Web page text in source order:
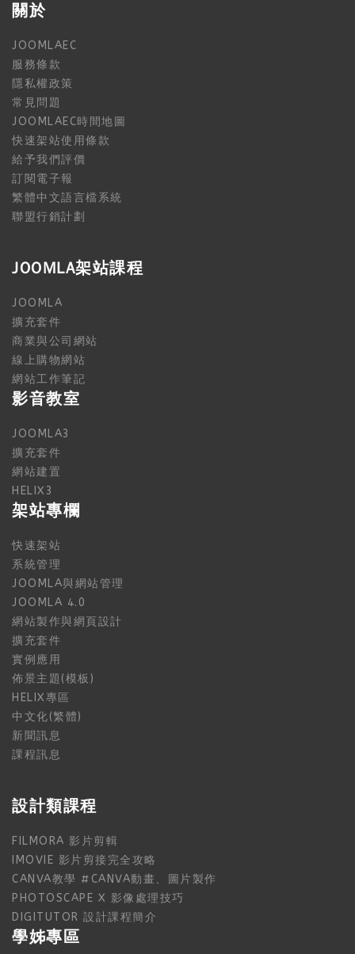
關於
JOOMLAEC
服務條款
隱私權政策
常見問題
JOOMLAEC時間地圖
快速架站使用條款
給予我們評價
訂閱電子報
繁體中文語言檔系統
聯盟行銷計劃
JOOMLA架站課程
JOOMLA
擴充套件
商業與公司網站
線上購物網站
網站工作筆記
影音教室
JOOMLA3
擴充套件
網站建置
HELIX3
架站專欄
快速架站
系統管理
JOOMLA與網站管理
JOOMLA 4.0
網站製作與網頁設計
擴充套件
實例應用
佈景主題(模板)
HELIX專區
中文化(繁體)
新聞訊息
課程訊息
設計類課程
FILMORA 影片剪輯
IMOVIE 影片剪接完全攻略
CANVA教學 #CANVA動畫、圖片製作
PHOTOSCAPE X 影像處理技巧
DIGITUTOR 設計課程簡介
學姊專區